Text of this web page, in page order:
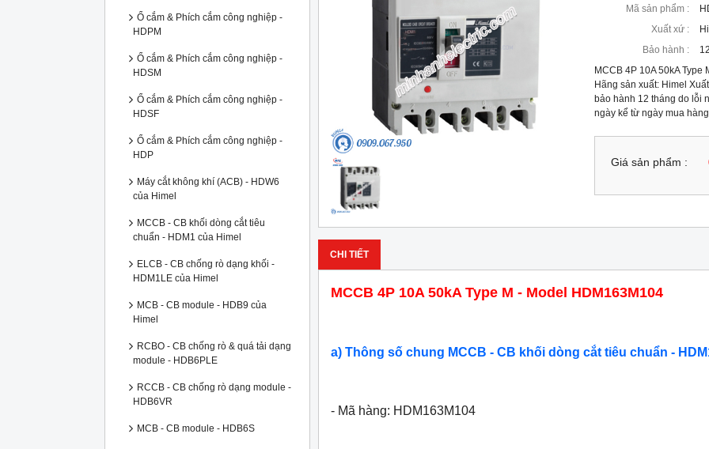
Ổ cắm & Phích cắm công nghiệp -
HDPM
Ổ cắm & Phích cắm công nghiệp -
HDSM
Ổ cắm & Phích cắm công nghiệp -
HDSF
Ổ cắm & Phích cắm công nghiệp -
HDP
Máy cắt không khí (ACB) - HDW6
của Himel
MCCB - CB khối dòng cắt tiêu
chuẩn - HDM1 của Himel
ELCB - CB chống rò dạng khối -
HDM1LE của Himel
MCB - CB module - HDB9 của
Himel
RCBO - CB chống rò & quá tải dạng
module - HDB6PLE
RCCB - CB chống rò dạng module -
HDB6VR
MCB - CB module - HDB6S
Mã sản phẩm :
Xuất xứ :
Bảo hành :
MCCB 4P 10A 50kA
Hãng sản xuất: Himel
bảo hành 12 tháng do lỗi
ngày kể từ ngày mua
Giá sản phẩm :
CHI TIẾT
MCCB 4P 10A 50kA Type M - Model HDM163M104
a) Thông số chung MCCB - CB khối dòng cắt tiêu chuẩn -
- Mã hàng: HDM163M104